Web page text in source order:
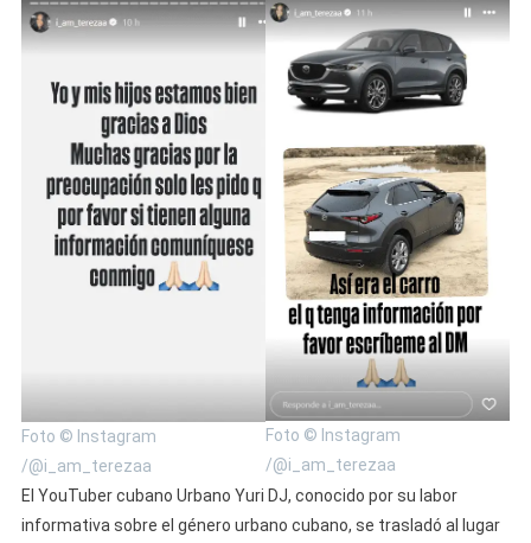
Foto © Instagram
/@i_am_terezaa
Foto © Instagram
/@i_am_terezaa
El YouTuber cubano Urbano Yuri DJ, conocido por su labor
informativa sobre el género urbano cubano, se trasladó al lugar